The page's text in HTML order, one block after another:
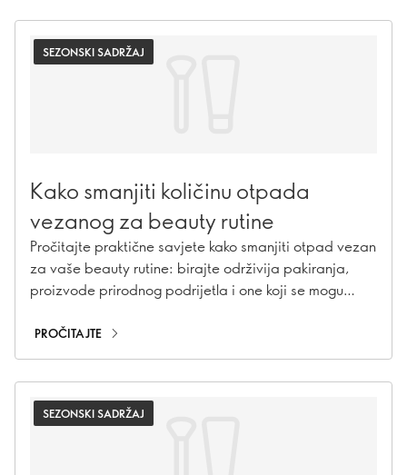
SEZONSKI SADRŽAJ
Kako smanjiti količinu otpada
vezanog za beauty rutine
Pročitajte praktične savjete kako smanjiti otpad vezan
za vaše beauty rutine: birajte održivija pakiranja,
proizvode prirodnog podrijetla i one koji se mogu
PROČITAJTE
SEZONSKI SADRŽAJ